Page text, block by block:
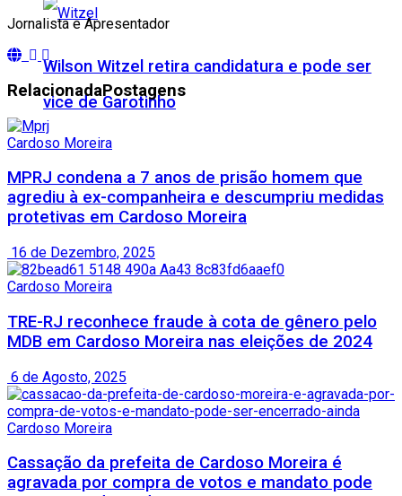
Wilson Witzel retira candidatura e pode ser
vice de Garotinho
Jornalista e Apresentador
RelacionadaPostagens
Cardoso Moreira
MPRJ condena a 7 anos de prisão homem que
agrediu à ex-companheira e descumpriu medidas
protetivas em Cardoso Moreira
16 de Dezembro, 2025
Cardoso Moreira
TRE-RJ reconhece fraude à cota de gênero pelo
MDB em Cardoso Moreira nas eleições de 2024
6 de Agosto, 2025
Cardoso Moreira
Cassação da prefeita de Cardoso Moreira é
agravada por compra de votos e mandato pode